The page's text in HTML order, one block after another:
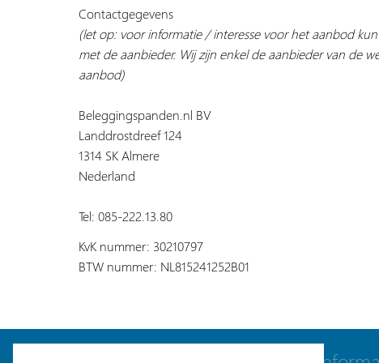
Contactgegevens
(let op: voor informatie / interesse voor het aanbod
met de aanbieder. Wij zijn enkel de aanbieder van de
aanbod)
Beleggingspanden.nl BV
Landdrostdreef 124
1314 SK Almere
Nederland
Tel: 085-222.13.80
KvK nummer: 30210797
BTW nummer: NL815241252B01